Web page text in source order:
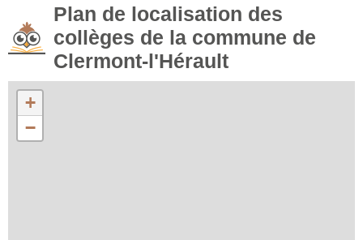
Plan de localisation des
collèges de la commune de
Clermont-l'Hérault
+
−